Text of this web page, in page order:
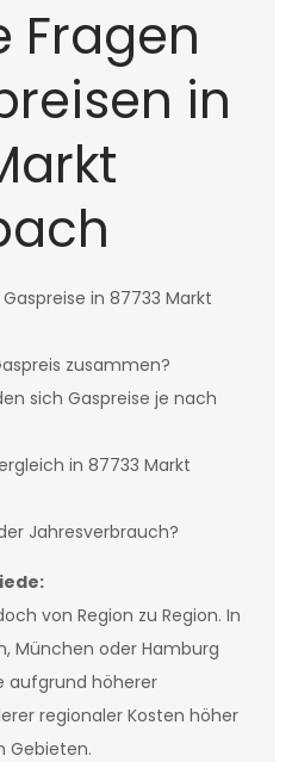
Fragen
in
in 87733 Markt
zusammen?
sich Gaspreise je nach
in 87733 Markt
Jahresverbrauch?
von Region zu Region. In
München oder Hamburg
aufgrund höherer
regionaler Kosten höher
Gebieten.